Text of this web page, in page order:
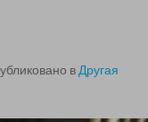
в Другая